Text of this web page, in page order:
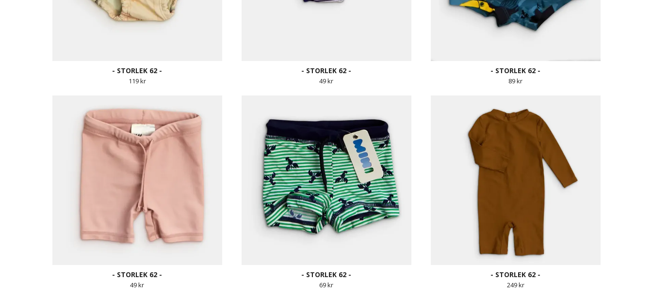
- STORLEK 62 -
119 kr
- STORLEK 62 -
49 kr
- STORLEK 62 -
89 kr
- STORLEK 62 -
49 kr
- STORLEK 62 -
69 kr
- STORLEK 62 -
249 kr